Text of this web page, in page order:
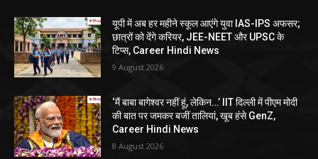
यूपी में अब हर महीने स्कूल आएंगे युवा IAS-IPS अफसर;
छात्रों को देंगे करियर, JEE-NEET और UPSC के
टिप्स, Career Hindi News
9 August 2026
‘मैं बाबा बागेश्वर नहीं हूं, लेकिन…’ IIT दिल्ली में पीएम मोदी
की बात पर जमकर बजीं तालियां, खूब हंसे GenZ,
Career Hindi News
8 August 2026